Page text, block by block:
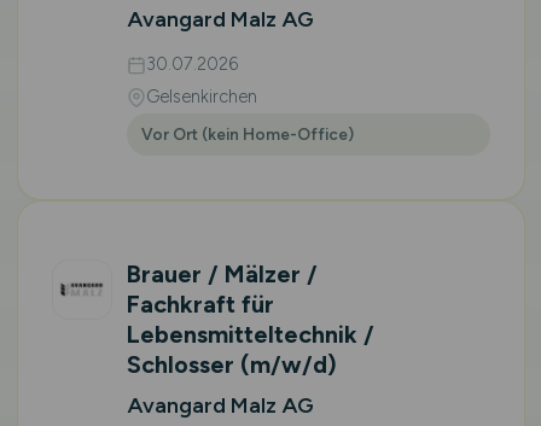
Avangard Malz AG
30.07.2026
Gelsenkirchen
Vor Ort (kein Home-Office)
Brauer / Mälzer /
Fachkraft für
Lebensmitteltechnik /
Schlosser (m/w/d)
Avangard Malz AG